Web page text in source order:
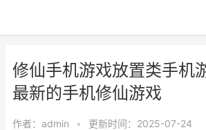
修仙手机游戏放置类手机
最新的手机修仙游戏
作者： admin • 更新时间：2025-07-24